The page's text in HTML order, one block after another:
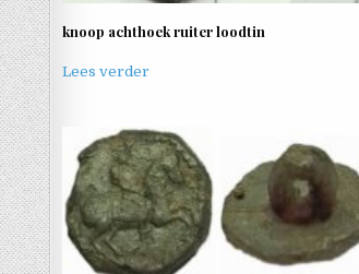
knoop achthoek ruiter loodtin
Lees verder